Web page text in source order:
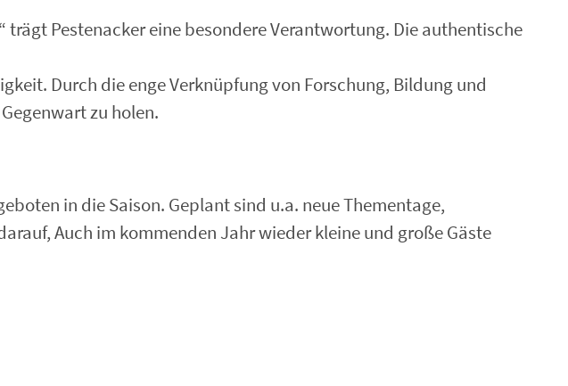
Pestenacker eine besondere Verantwortung. Die authentische
Durch die enge Verknüpfung von Forschung, Bildung und
zu holen.
in die Saison. Geplant sind u.a. neue Thementage,
Auch im kommenden Jahr wieder kleine und große Gäste